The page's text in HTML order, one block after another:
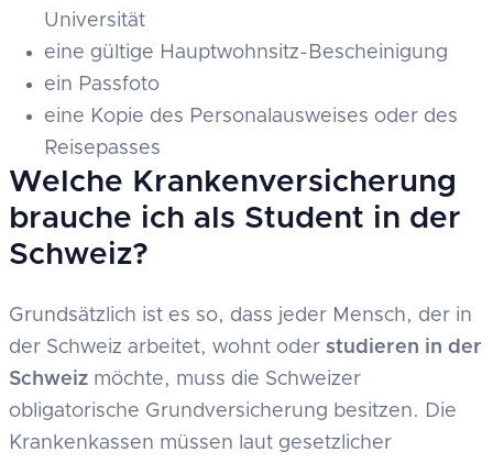
Universität
eine gültige Hauptwohnsitz-Bescheinigung
ein Passfoto
eine Kopie des Personalausweises oder des
Reisepasses
Welche Krankenversicherung
brauche ich als Student in der
Schweiz?
Grundsätzlich ist es so, dass jeder Mensch, der in
der Schweiz arbeitet, wohnt oder studieren in der
Schweiz möchte, muss die Schweizer
obligatorische Grundversicherung besitzen. Die
Krankenkassen müssen laut gesetzlicher